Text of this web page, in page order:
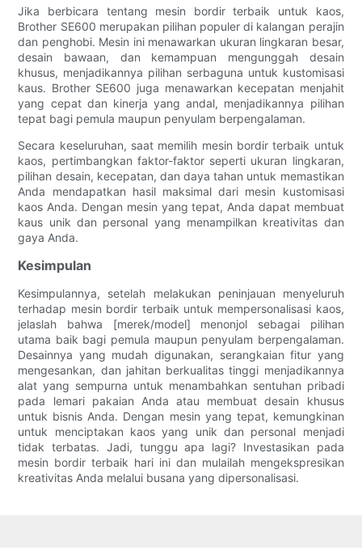
Jika berbicara tentang mesin bordir terbaik untuk kaos,
Brother SE600 merupakan pilihan populer di kalangan perajin
dan penghobi. Mesin ini menawarkan ukuran lingkaran besar,
desain bawaan, dan kemampuan mengunggah desain
khusus, menjadikannya pilihan serbaguna untuk kustomisasi
kaus. Brother SE600 juga menawarkan kecepatan menjahit
yang cepat dan kinerja yang andal, menjadikannya pilihan
tepat bagi pemula maupun penyulam berpengalaman.
Secara keseluruhan, saat memilih mesin bordir terbaik untuk
kaos, pertimbangkan faktor-faktor seperti ukuran lingkaran,
pilihan desain, kecepatan, dan daya tahan untuk memastikan
Anda mendapatkan hasil maksimal dari mesin kustomisasi
kaos Anda. Dengan mesin yang tepat, Anda dapat membuat
kaus unik dan personal yang menampilkan kreativitas dan
gaya Anda.
Kesimpulan
Kesimpulannya, setelah melakukan peninjauan menyeluruh
terhadap mesin bordir terbaik untuk mempersonalisasi kaos,
jelaslah bahwa [merek/model] menonjol sebagai pilihan
utama baik bagi pemula maupun penyulam berpengalaman.
Desainnya yang mudah digunakan, serangkaian fitur yang
mengesankan, dan jahitan berkualitas tinggi menjadikannya
alat yang sempurna untuk menambahkan sentuhan pribadi
pada lemari pakaian Anda atau membuat desain khusus
untuk bisnis Anda. Dengan mesin yang tepat, kemungkinan
untuk menciptakan kaos yang unik dan personal menjadi
tidak terbatas. Jadi, tunggu apa lagi? Investasikan pada
mesin bordir terbaik hari ini dan mulailah mengekspresikan
kreativitas Anda melalui busana yang dipersonalisasi.